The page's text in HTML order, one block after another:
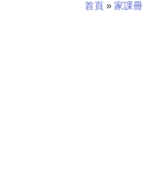
首頁 » 家課冊